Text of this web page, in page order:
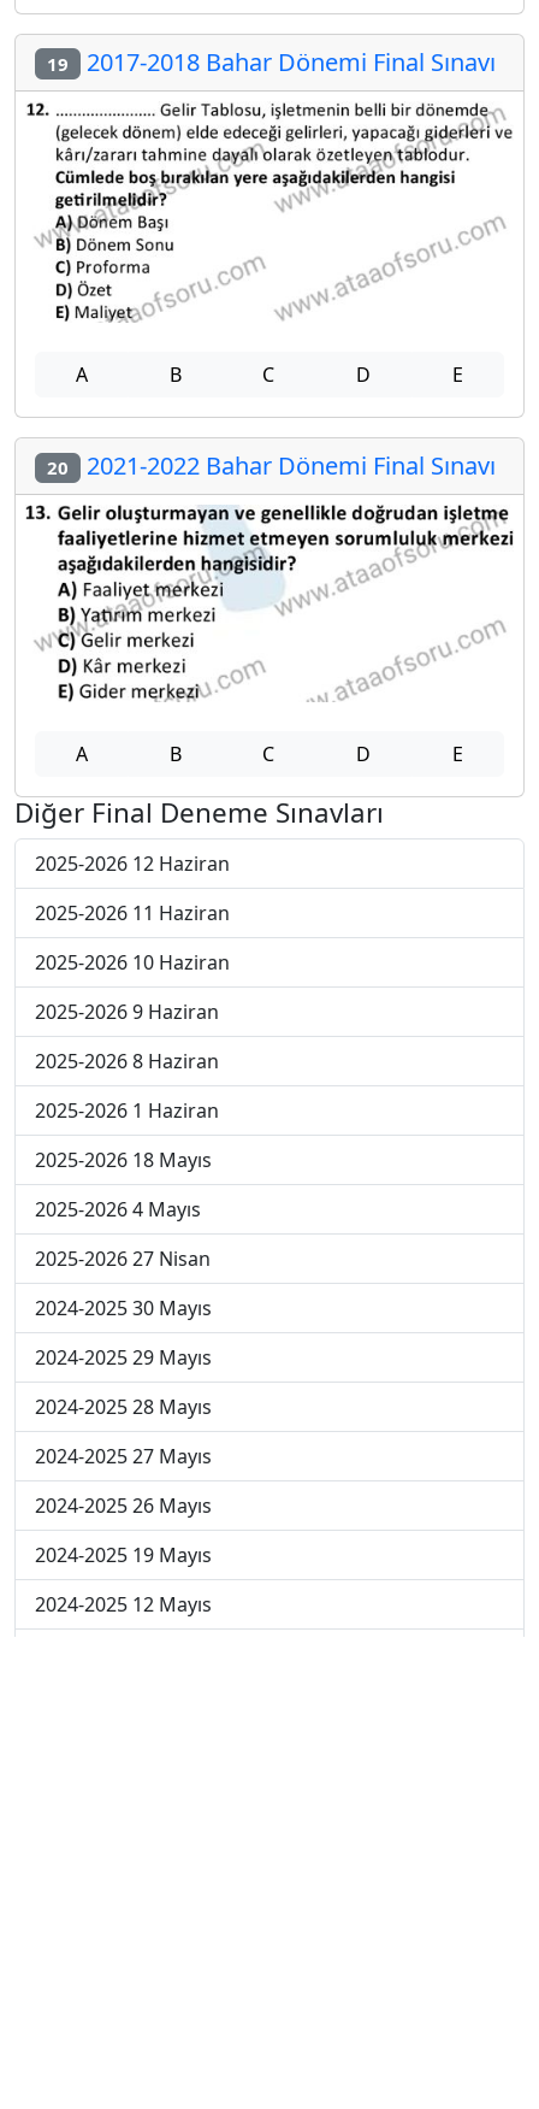
19 2017-2018 Bahar Dönemi Final Sınavı
A B C D E
20 2021-2022 Bahar Dönemi Final Sınavı
A B C D E
Diğer Final Deneme Sınavları
2025-2026 12 Haziran
2025-2026 11 Haziran
2025-2026 10 Haziran
2025-2026 9 Haziran
2025-2026 8 Haziran
2025-2026 1 Haziran
2025-2026 18 Mayıs
2025-2026 4 Mayıs
2025-2026 27 Nisan
2024-2025 30 Mayıs
2024-2025 29 Mayıs
2024-2025 28 Mayıs
2024-2025 27 Mayıs
2024-2025 26 Mayıs
2024-2025 19 Mayıs
2024-2025 12 Mayıs